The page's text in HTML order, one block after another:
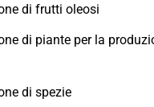
di frutti oleosi
di piante per la
di spezie